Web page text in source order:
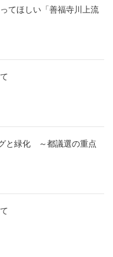
てほしい「善福寺川上流
と緑化 ～都議選の重点